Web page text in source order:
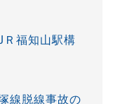
福知山駅構
線脱線事故の